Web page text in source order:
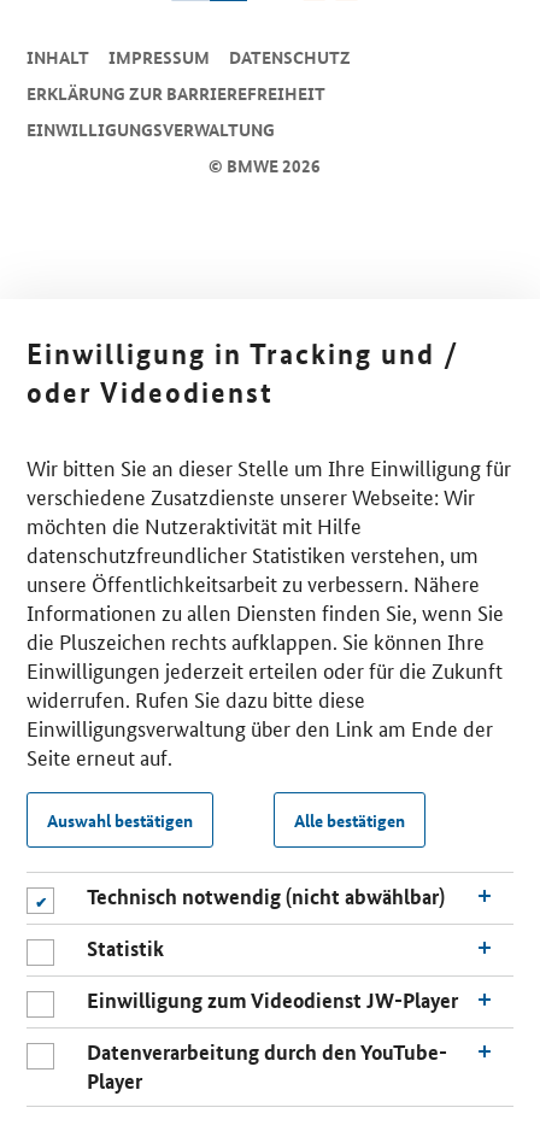
© BMWE 2026
INHALT IMPRESSUM
DA­TEN­SCHUTZ
ERKLÄRUNG ZUR BARRIEREFREIHEIT
EINWILLIGUNGSVERWALTUNG
Einwilligung in Tracking und /
oder Videodienst
Wir bitten Sie an dieser Stelle um Ihre Einwilligung für
verschiedene Zusatzdienste unserer Webseite: Wir
möchten die Nutzeraktivität mit Hilfe
datenschutzfreundlicher Statistiken verstehen, um
unsere Öffentlichkeitsarbeit zu verbessern. Nähere
Informationen zu allen Diensten finden Sie, wenn Sie
die Pluszeichen rechts aufklappen. Sie können Ihre
Einwilligungen jederzeit erteilen oder für die Zukunft
widerrufen. Rufen Sie dazu bitte diese
Einwilligungsverwaltung über den Link am Ende der
Seite erneut auf.
Auswahl bestätigen Alle bestätigen
Technisch notwendig (nicht abwählbar)
Statistik
Einwilligung zum Videodienst JW-Player
Datenverarbeitung durch den YouTube-
Player